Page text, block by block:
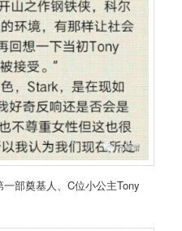
部奠基人、C位小公主Tony